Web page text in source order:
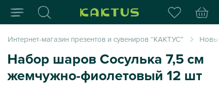
Интернет-магазин
Интернет-магазин презентов и сувениров “КАКТУС”
Набор шаров Сосулька 7,5 см
жемчужно-фиолетовый 12 шт